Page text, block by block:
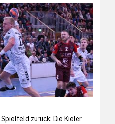
zurück: Die Kieler